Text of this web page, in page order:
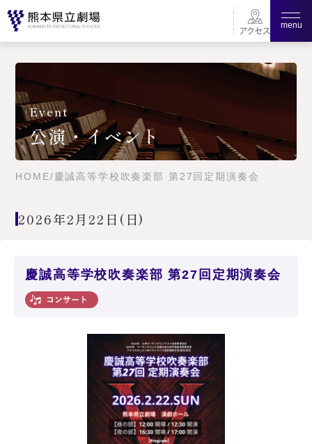
menu
Event
公演・イベント
HOME/ 慶誠高等学校吹奏楽部 第27回定期演奏会
2026年2月22日(日)
慶誠高等学校吹奏楽部 第27回定期演奏会